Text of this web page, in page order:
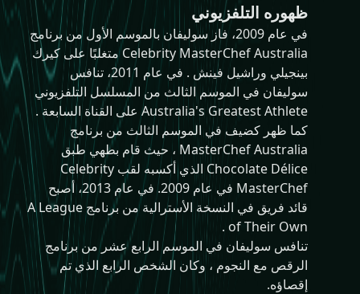
ظهوره التلفزيوني
في عام 2009، فاز سوليفان بالموسم الأول من برنامج
Celebrity MasterChef Australia متغلبًا على كيرك
بينجيلي وراشيل فينش . في عام 2011، تنافس
سوليفان في الموسم الثالث من المسلسل التلفزيوني
Australia's Greatest Athlete على القناة السابعة .
كما ظهر كضيف في الموسم الثالث من برنامج
MasterChef Australia ، حيث قام بطهي طبق
Chocolate Délice الذي أكسبه لقب Celebrity
MasterChef في عام 2009. في عام 2013، أصبح
قائد فريق في النسخة الأسترالية من برنامج A League
of Their Own .
تنافس سوليفان في الموسم الرابع عشر من برنامج
الرقص مع النجوم ، وكان الشخص الرابع الذي تم
إقصاؤه.